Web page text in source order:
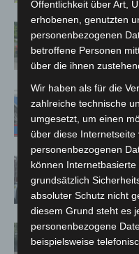
Region
Kreuz
Mann
A7 –
Celle:
auf
Öffentlichkeit über Art,
erhobenen, genutzten
personenbezogenen
betroffene Personen
über die ihnen
Wir haben als für die
zahlreiche technische
umgesetzt, um einen
über diese Internetseite
personenbezogenen
können
grundsätzlich
absoluter Schutz nicht
diesem Grund steht es
personenbezogene
beispielsweise